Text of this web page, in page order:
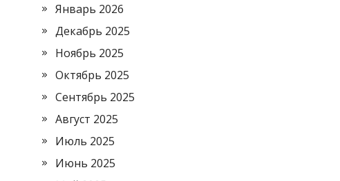
Январь 2026
Декабрь 2025
Ноябрь 2025
Октябрь 2025
Сентябрь 2025
Август 2025
Июль 2025
Июнь 2025